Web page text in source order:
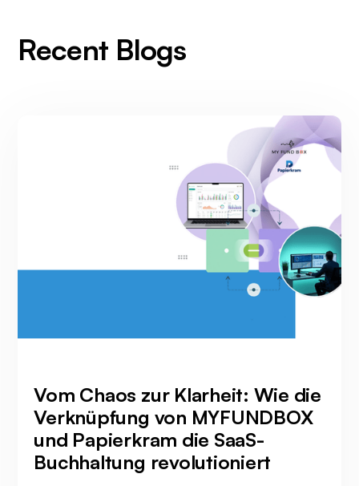
Recent Blogs
Vom Chaos zur Klarheit: Wie die
Verknüpfung von MYFUNDBOX
und Papierkram die SaaS-
Buchhaltung revolutioniert